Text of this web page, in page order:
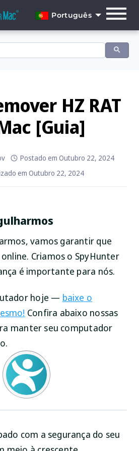
Português
English
Français
Italiano
Nederlands
Norsk
Svenska
HZ RAT
[Guia]
Postado em Outubro 22, 2024
em Outubro 22, 2024
vamos garantir que
Criamos o SpyHunter
é importante para nós.
hoje — baixe o
Confira abaixo nossas
manter seu computador
com a segurança do seu